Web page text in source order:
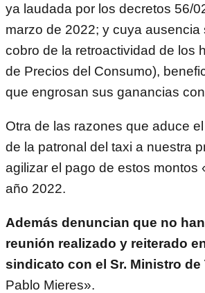
ya laudada por los decretos 56/
marzo de 2022; y cuya
cobro de la retroactividad de los
de Precios del Consumo),
que engrosan sus ganancias
Otra de las razones que aduce
de la patronal del taxi a nuestra
agilizar el pago de estos montos
año 2022.
Además denuncian que no
reunión realizado y reiterado
sindicato con el Sr. Ministro de
Pablo Mieres».